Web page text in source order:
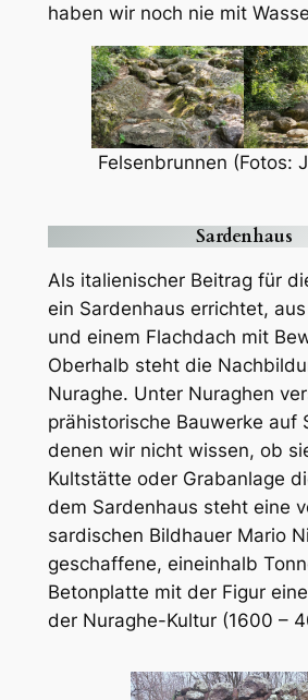
haben wir noch nie mit
Felsenbrunnen (Fotos:
Sardenhaus
Als italienischer Beitrag für
ein Sardenhaus errichtet,
und einem Flachdach mit
Oberhalb steht die
Nuraghe. Unter Nuraghen
prähistorische Bauwerke auf
denen wir nicht wissen, ob
Kultstätte oder Grabanlage
dem Sardenhaus steht eine
sardischen Bildhauer Mario
geschaffene, eineinhalb
Betonplatte mit der Figur
der Nuraghe-Kultur (1600 –